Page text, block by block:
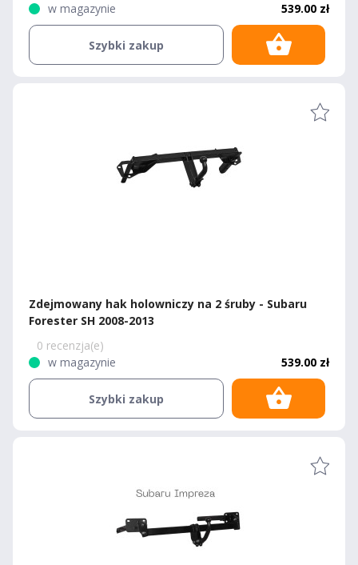
w magazynie
539.00 zł
Szybki zakup
Zdejmowany hak holowniczy na 2 śruby - Subaru
Forester SH 2008-2013
0 recenzja(e)
w magazynie
539.00 zł
Szybki zakup